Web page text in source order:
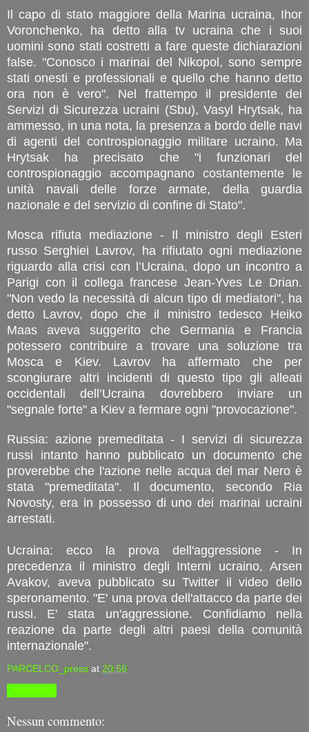
Il capo di stato maggiore della Marina ucraina, Ihor
Voronchenko, ha detto alla tv ucraina che i suoi
uomini sono stati costretti a fare queste dichiarazioni
false. "Conosco i marinai del Nikopol, sono sempre
stati onesti e professionali e quello che hanno detto
ora non è vero". Nel frattempo il presidente dei
Servizi di Sicurezza ucraini (Sbu), Vasyl Hrytsak, ha
ammesso, in una nota, la presenza a bordo delle navi
di agenti del controspionaggio militare ucraino. Ma
Hrytsak ha precisato che "i funzionari del
controspionaggio accompagnano costantemente le
unità navali delle forze armate, della guardia
nazionale e del servizio di confine di Stato".
Mosca rifiuta mediazione - Il ministro degli Esteri
russo Serghiei Lavrov, ha rifiutato ogni mediazione
riguardo alla crisi con l’Ucraina, dopo un incontro a
Parigi con il collega francese Jean-Yves Le Drian.
"Non vedo la necessità di alcun tipo di mediatori", ha
detto Lavrov, dopo che il ministro tedesco Heiko
Maas aveva suggerito che Germania e Francia
potessero contribuire a trovare una soluzione tra
Mosca e Kiev. Lavrov ha affermato che per
scongiurare altri incidenti di questo tipo gli alleati
occidentali dell’Ucraina dovrebbero inviare un
"segnale forte" a Kiev a fermare ogni "provocazione".
Russia: azione premeditata - I servizi di sicurezza
russi intanto hanno pubblicato un documento che
proverebbe che l'azione nelle acqua del mar Nero è
stata "premeditata". Il documento, secondo Ria
Novosty, era in possesso di uno dei marinai ucraini
arrestati.
Ucraina: ecco la prova dell'aggressione - In
precedenza il ministro degli Interni ucraino, Arsen
Avakov, aveva pubblicato su Twitter il video dello
speronamento. "E' una prova dell'attacco da parte dei
russi. E' stata un'aggressione. Confidiamo nella
reazione da parte degli altri paesi della comunità
internazionale".
PARCELCO_press at 20:56
Nessun commento: